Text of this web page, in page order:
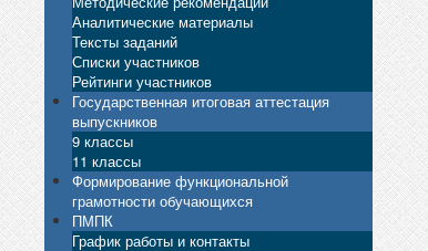
Аналитические материалы
Тексты заданий
Списки участников
Рейтинги участников
Государственная итоговая аттестация
выпускников
9 классы
11 классы
Формирование функциональной
грамотности обучающихся
ПМПК
График работы и контакты